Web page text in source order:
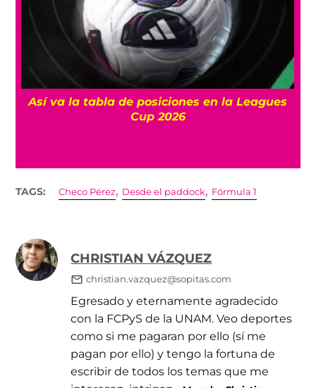
Así va la tabla de posiciones en la Leagues
Cup 2026
TAGS: Checo Pérez, Desde el paddock, Fórmula 1
CHRISTIAN VÁZQUEZ
christian.vazquez@sopitas.com
Egresado y eternamente agradecido
con la FCPyS de la UNAM. Veo deportes
como si me pagaran por ello (sí me
pagan por ello) y tengo la fortuna de
escribir de todos los temas que me